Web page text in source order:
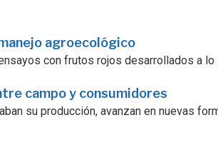
agroecológico
con frutos rojos desarrollados a lo
campo y consumidores
su producción, avanzan en nuevas